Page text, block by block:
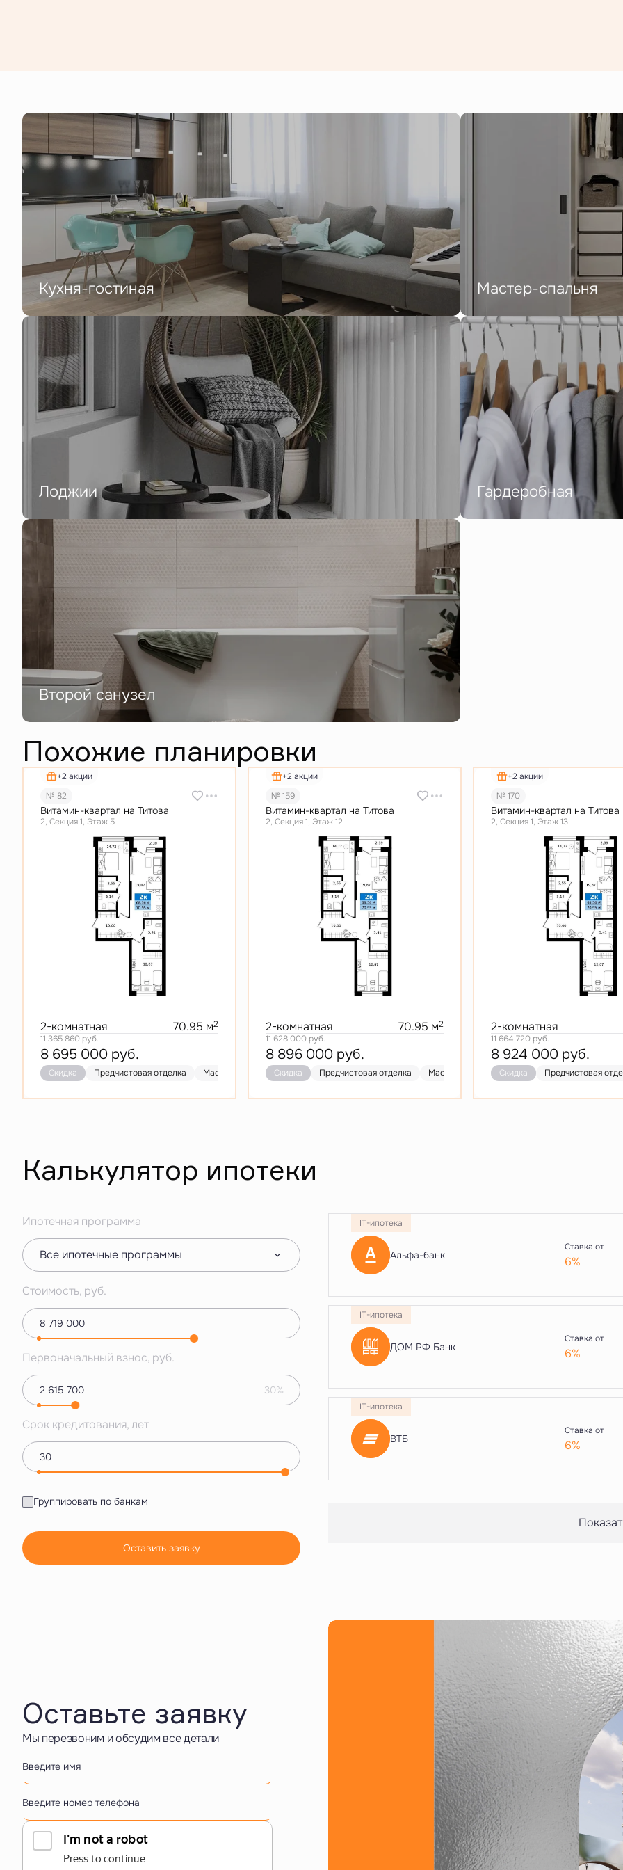
Кухня-гостиная Мастер-спальня
Лоджии Гардеробная
Второй санузел
Похожие планировки
+2 акции
№ 82
Витамин-квартал на Титова
2, Секция 1, Этаж 5
2-комнатная 70.95 м2
11 365 860руб.
8 695 000 руб.
Скидка Предчистовая отделка Мастер-спальня Кухня-гостиная Гардеробная Скидка Предчистовая отделка
+2 акции
№ 159
Витамин-квартал на Титова
2, Секция 1, Этаж 12
2-комнатная 70.95 м2
11 628 000руб.
8 896 000 руб.
Скидка Предчистовая отделка Мастер-спальня Кухня-гостиная
+2 акции
№ 170
Витамин-квартал на Титова
2, Секция 1, Этаж 13
2-комнатная
11 664 720руб.
8 924 000 руб.
Скидка Предчистовая
Калькулятор ипотеки
Ипотечная программа
Все ипотечные программы
Стоимость, руб.
Первоначальный взнос, руб.
30%
Срок кредитования, лет
Группировать по банкам
Оставить заявку
Альфа-банк
IT-ипотека
Ставка от
6%
ДОМ РФ Банк
IT-ипотека
Ставка от
6%
ВТБ
IT-ипотека
Ставка от
6%
Оставьте заявку
Мы перезвоним и обсудим все детали
Введите имя
Введите номер телефона